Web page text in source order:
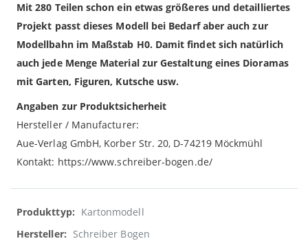
Mit 280 Teilen schon ein etwas größeres und detailliertes
Projekt passt dieses Modell bei Bedarf aber auch zur
Modellbahn im Maßstab H0. Damit findet sich natürlich
auch jede Menge Material zur Gestaltung eines Dioramas
mit Garten, Figuren, Kutsche usw.
Angaben zur Produktsicherheit
Hersteller / Manufacturer:
Aue-Verlag GmbH, Korber Str. 20, D-74219 Möckmühl
Kontakt: https://www.schreiber-bogen.de/
Weitere
Informationen
Kartonmodell
Schreiber Bogen